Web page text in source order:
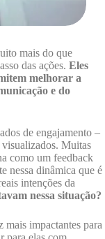
mais do que
das ações. Eles
melhorar a
e do
de engajamento –
Muitas
como um feedback
nessa dinâmica que é
intenções da
nessa situação?
mais impactantes para